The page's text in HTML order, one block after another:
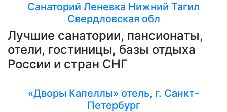
Санаторий Леневка Нижний Тагил
Свердловская обл
Лучшие санатории, пансионаты,
отели, гостиницы, базы отдыха
России и стран СНГ
«Дворы Капеллы» отель, г. Санкт-
Петербург